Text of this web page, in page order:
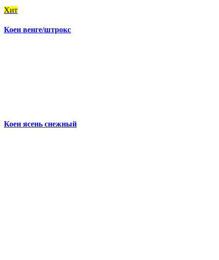
Хит
Коен венге/штрокс
Коен ясень снежный